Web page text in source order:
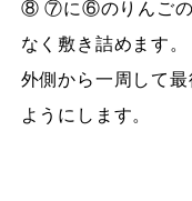
⑧ ⑦に⑥のりんごの
なく敷き詰めます。
外側から一周して
ようにします。